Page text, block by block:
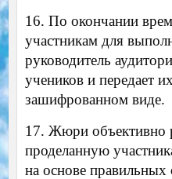
16. По окончании
участникам для
руководитель
учеников и передает
зашифрованном виде.
17. Жюри объективно
проделанную
на основе правильных